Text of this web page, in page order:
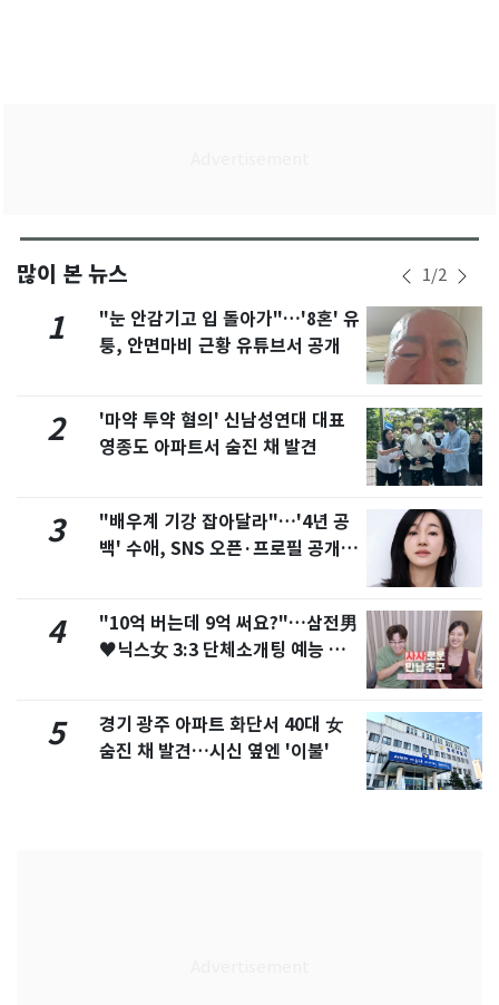
많이 본 뉴스 1/2
1
"눈 안감기고 입 돌아가"…'8혼' 유
퉁, 안면마비 근황 유튜브서 공개
2
'마약 투약 혐의' 신남성연대 대표
영종도 아파트서 숨진 채 발견
3
"배우계 기강 잡아달라"…'4년 공
백' 수애, SNS 오픈·프로필 공개
4
"10억 버는데 9억 써요?"…삼전男
♥닉스女 3:3 단체소개팅 예능 화
5
경기 광주 아파트 화단서 40대 女
숨진 채 발견…시신 옆엔 '이불'